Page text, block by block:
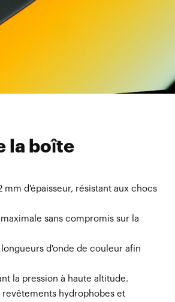
la boîte
d'épaisseur, résistant aux chocs
sans compromis sur la
d'onde de couleur afin
la pression à haute altitude.
revêtements hydrophobes et
Snowcraft Masque 100%
pour Verre , Verre et la protection